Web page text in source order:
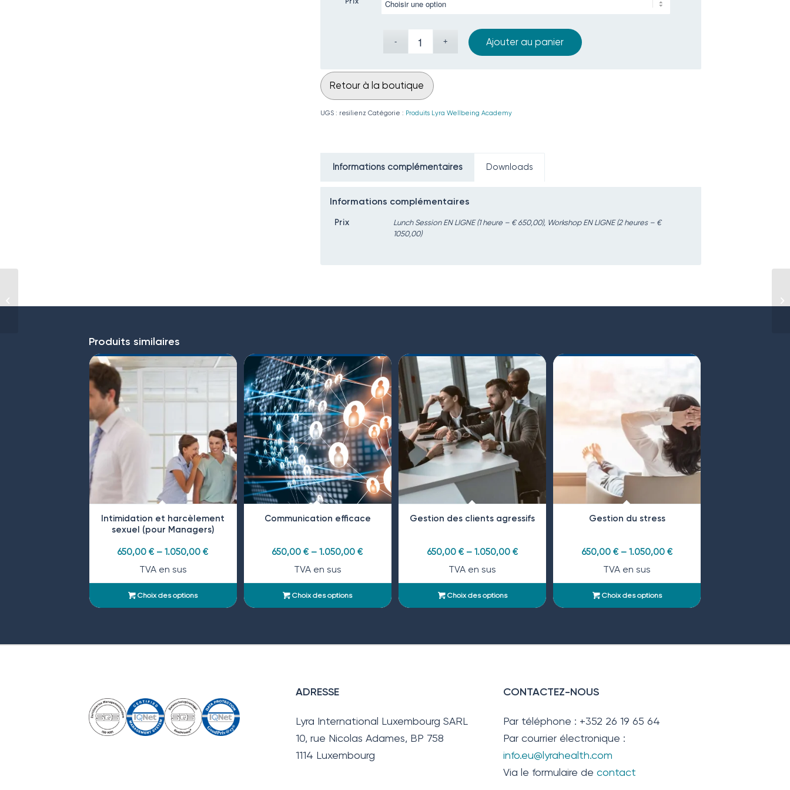
Prix
Ajouter au panier
Retour à la boutique
UGS : resilienz Catégorie : Produits Lyra Wellbeing Academy
Informations complémentaires Downloads
Informations complémentaires
Prix
Lunch Session EN LIGNE (1 heure – € 650,00), Workshop EN LIGNE (2 heures – €
1050,00)
Produits similaires
Intimidation et harcèlement
sexuel (pour Managers)
650,00€ –1.050,00€
TVA en sus
Choix des options
Communication efficace
650,00€ –1.050,00€
TVA en sus
Choix des options
Gestion des clients agressifs
650,00 €– 1.050,00 €
TVA en sus
Choix des options
Gestion du stress
650,00 €– 1.050,00 €
TVA en sus
Choix des options
ADRESSE
Lyra International Luxembourg SARL
10, rue Nicolas Adames, BP 758
1114 Luxembourg
CONTACTEZ-NOUS
Par téléphone : +352 26 19 65 64
Par courrier électronique :
info.eu@lyrahealth.com
Via le formulaire decontact